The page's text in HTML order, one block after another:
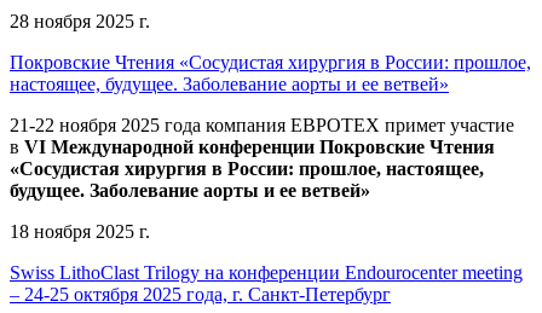
28 ноября 2025 г.
Покровские Чтения «Сосудистая хирургия в России: прошлое,
настоящее, будущее. Заболевание аорты и ее ветвей»
21-22 ноября 2025 года компания ЕВРОТЕХ примет участие
в VI Международной конференции Покровские Чтения
«Сосудистая хирургия в России: прошлое, настоящее,
будущее. Заболевание аорты и ее ветвей»
18 ноября 2025 г.
Swiss LithoClast Trilogy на конференции Endourocenter meeting
– 24-25 октября 2025 года, г. Санкт-Петербург